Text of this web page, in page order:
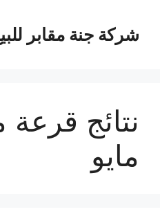
المحتوىشركة جنة مقابر
مايو